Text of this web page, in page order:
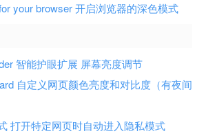
your browser 开启浏览器的深色模式
智能护眼扩展 屏幕亮度调节
自定义网页颜色亮度和对比度（有夜间
打开特定网页时自动进入隐私模式